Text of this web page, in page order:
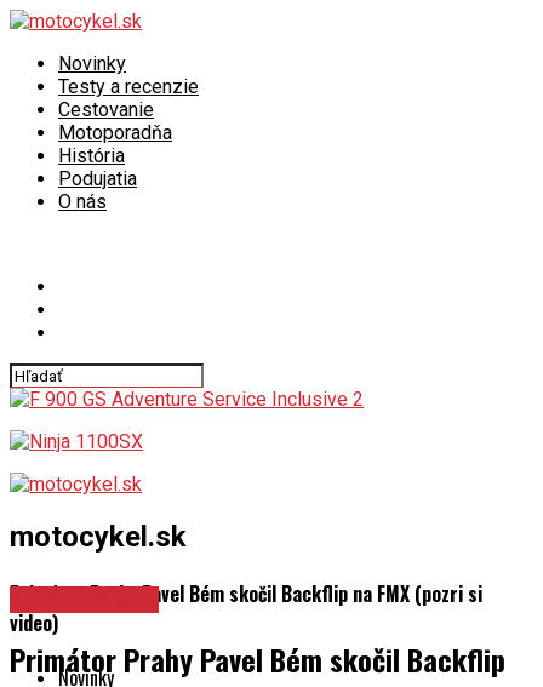
Novinky
Testy a recenzie
Cestovanie
Motoporadňa
História
Podujatia
O nás
motocykel.sk
Primátor Prahy Pavel Bém skočil Backflip na FMX (pozri si
video)
Novinky
Primátor Prahy Pavel Bém skočil Backflip